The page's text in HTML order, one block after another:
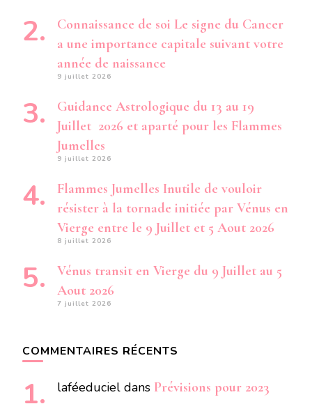
Connaissance de soi Le signe du Cancer
a une importance capitale suivant votre
année de naissance
9 juillet 2026
Guidance Astrologique du 13 au 19
Juillet 2026 et aparté pour les Flammes
Jumelles
9 juillet 2026
Flammes Jumelles Inutile de vouloir
résister à la tornade initiée par Vénus en
Vierge entre le 9 Juillet et 5 Aout 2026
8 juillet 2026
Vénus transit en Vierge du 9 Juillet au 5
Aout 2026
7 juillet 2026
COMMENTAIRES RÉCENTS
laféeduciel dans Prévisions pour 2023